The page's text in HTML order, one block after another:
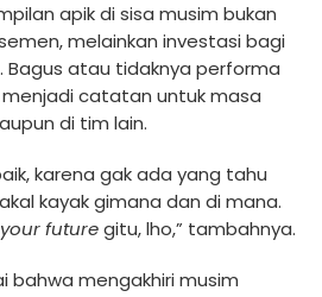
apik di sisa musim bukan
melainkan investasi bagi
Bagus atau tidaknya performa
catatan untuk masa
di tim lain.
karena gak ada yang tahu
kayak gimana dan di mana.
your futuregitu, lho,” tambahnya.
bahwa mengakhiri musim